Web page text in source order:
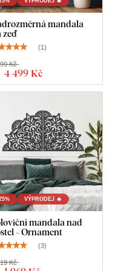
mandala
zeď
(1 )
4 499 Kč
Kč
VÝPRODEJ 🔥
mandala nad
- Ornament
(3)
Kč